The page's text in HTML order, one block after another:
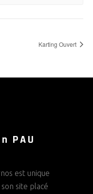
Karting Ouvert
PAU
est unique
site placé